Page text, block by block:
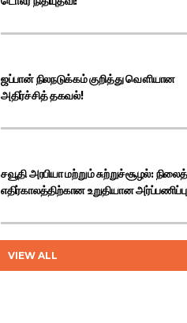
பேராதனைப் பல்கலை
ஜப்பான் நிலநடுக்கம் குறித்து வௌியான
அதிர்ச்சித் தகவல்!
சவூதி அரபியா மற்றும் சுற்றுச்சூழல்:
எதிர்காலத்திற்கான உறுதியான
VIEW ALL